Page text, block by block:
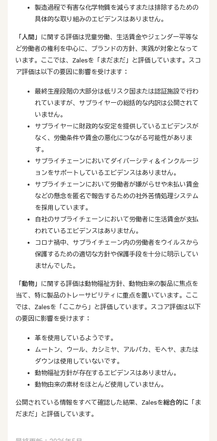
製造過程で有害な化学物質を減らすまたは排除するための
具体的な取り組みのエビデンスはありません。
「人間」
に関する評価は児童労働、生活賃金やジェンダー平等な
ど労働者の権利を中心に、ブランドの方針、実践が対象となって
います。ここでは、Zalesを「まだまだ」と評価しています。スコ
ア評価は以下の要因に影響を受けます：
最終生産段階の大部分は低リスク国または認証施設で行わ
れていますが、サプライヤーの総括的な内訳は公開されて
いません。
サプライヤーに財政的な安定を提供しているエビデンスが
なく、労働条件や賃金の悪化につながる可能性がありま
す。
サプライチェーンにおいてダイバーシティ＆インクルージ
ョンをサポートしているエビデンスはありません。
サプライチェーンにおいて労働者が嫌がらせや未払い賃金
などの懸念を匿名で報告するための社外苦情処理システム
を採用しています。
自社のサプライチェーンにおいて労働者に生活賃金が支払
われているエビデンスはありません。
コロナ禍中、サプライチェーン内の労働者をウイルスから
保護するための適切な方針や保護手段を十分に明示してい
ませんでした。
「動物」
に関する評価は動物福祉方針、動物由来の製品に焦点を
当て、特に製品のトレーサビリティに重点を置いています。ここ
では、Zalesを「ここから」と評価しています。スコア評価は以下
の要因に影響を受けます：
革を使用しているようです。
ムートン、ウール、カシミヤ、アルパカ、モヘヤ、または
ダウンは使用していないです。
動物福祉方針が存在するエビデンスはありません。
動物由来の素材をほとんど使用していません。
公開されている情報をすべて確認した結果、Zalesを総合的に 「ま
だまだ」と評価しています。